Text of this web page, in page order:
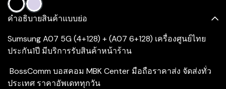
คำอธิบายสินค้าแบบย่อ
Sumsung A07 5G (4+128) + (A07 6+128) เครื่องศูนย์ไทย
ประกัน1ปี มีบริการรับสินค้าหน้าร้าน
BossComm บอสคอม MBK Center มือถือราคาส่ง จัดส่งทั่ว
ประเทศ ราคาอัพเดททุกวัน